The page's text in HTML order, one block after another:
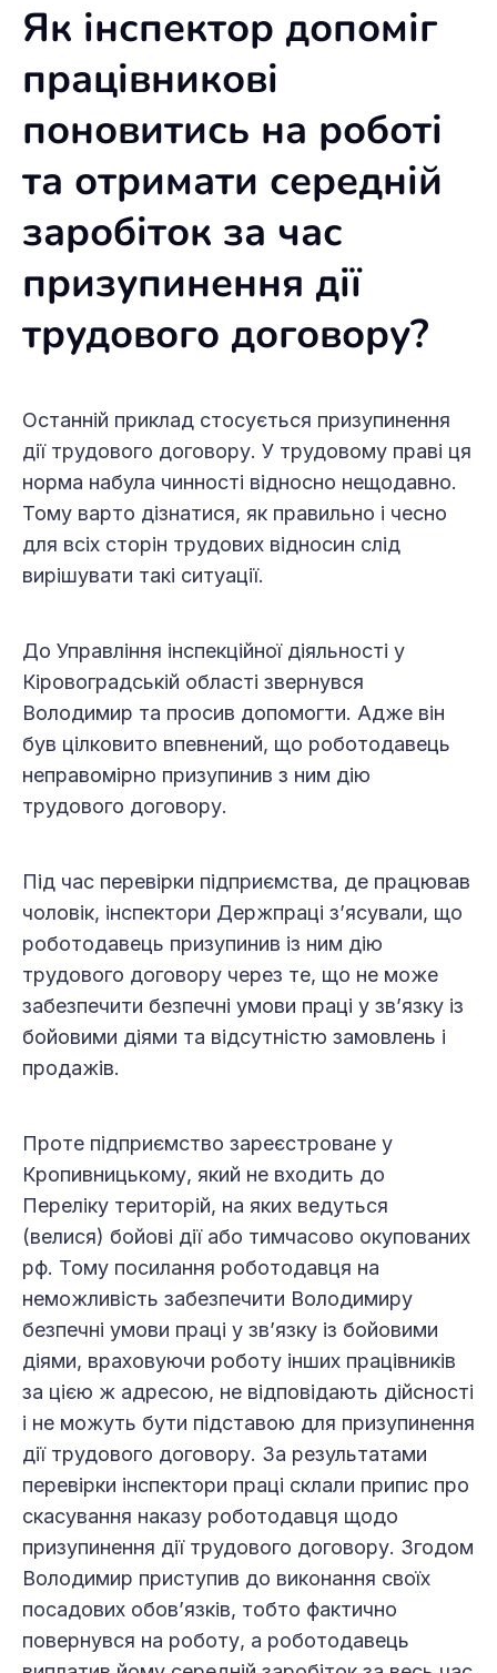
Як інспектор допоміг
працівникові
поновитись на роботі
та отримати середній
заробіток за час
призупинення дії
трудового договору?
Останній приклад стосується призупинення
дії трудового договору. У трудовому праві ця
норма набула чинності відносно нещодавно.
Тому варто дізнатися, як правильно і чесно
для всіх сторін трудових відносин слід
вирішувати такі ситуації.
До Управління інспекційної діяльності у
Кіровоградській області звернувся
Володимир та просив допомогти. Адже він
був цілковито впевнений, що роботодавець
неправомірно призупинив з ним дію
трудового договору.
Під час перевірки підприємства, де працював
чоловік, інспектори Держпраці з’ясували, що
роботодавець призупинив із ним дію
трудового договору через те, що не може
забезпечити безпечні умови праці у зв’язку із
бойовими діями та відсутністю замовлень і
продажів.
Проте підприємство зареєстроване у
Кропивницькому, який не входить до
Переліку територій, на яких ведуться
(велися) бойові дії або тимчасово окупованих
рф. Тому посилання роботодавця на
неможливість забезпечити Володимиру
безпечні умови праці у зв’язку із бойовими
діями, враховуючи роботу інших працівників
за цією ж адресою, не відповідають дійсності
і не можуть бути підставою для призупинення
дії трудового договору. За результатами
перевірки інспектори праці склали припис про
скасування наказу роботодавця щодо
призупинення дії трудового договору. Згодом
Володимир приступив до виконання своїх
посадових обов’язків, тобто фактично
повернувся на роботу, а роботодавець